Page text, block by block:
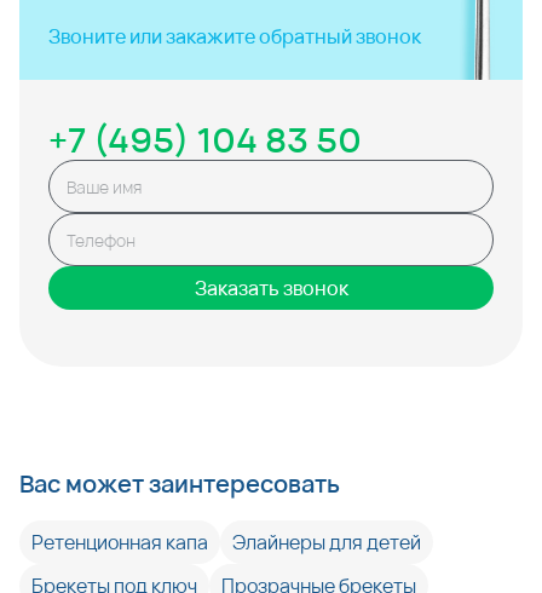
Звоните или закажитеобратный звонок
+7 (495) 104 83 50
Заказать звонок
Вас может заинтересовать
Ретенционная капа
Элайнеры для детей
Брекеты под ключ
Прозрачные брекеты